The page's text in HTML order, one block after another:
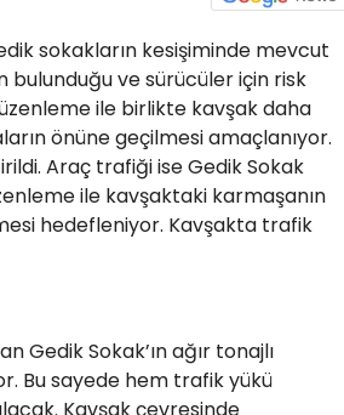
sokakların kesişiminde mevcut
bulunduğu ve sürücüler için risk
ile birlikte kavşak daha
önüne geçilmesi amaçlanıyor.
Araç trafiği ise Gedik Sokak
ile kavşaktaki karmaşanın
hedefleniyor. Kavşakta trafik
Gedik Sokak’ın ağır tonajlı
Bu sayede hem trafik yükü